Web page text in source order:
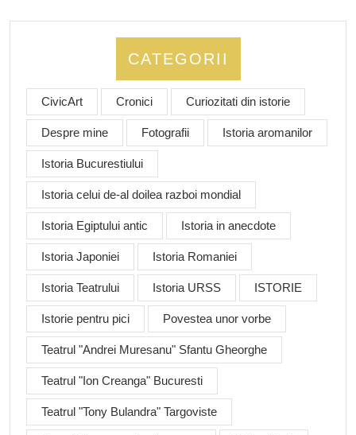
CATEGORII
CivicArt Cronici Curiozitati din istorie
Despre mine Fotografii Istoria aromanilor
Istoria Bucurestiului
Istoria celui de-al doilea razboi mondial
Istoria Egiptului antic Istoria in anecdote
Istoria Japoniei Istoria Romaniei
Istoria Teatrului Istoria URSS ISTORIE
Istorie pentru pici Povestea unor vorbe
Teatrul "Andrei Muresanu" Sfantu Gheorghe
Teatrul "Ion Creanga" Bucuresti
Teatrul "Tony Bulandra" Targoviste